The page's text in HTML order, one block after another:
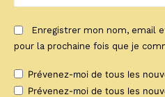
Enregistrer mon nom, email
pour la prochaine fois que je
Prévenez-moi de tous les
Prévenez-moi de tous les